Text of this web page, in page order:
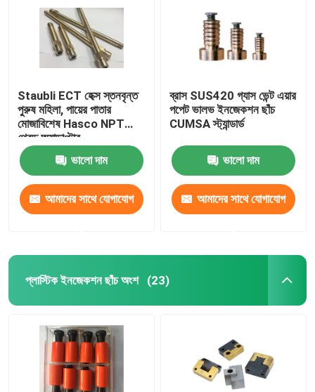
Staubli ECT হেক্স স্তনবৃন্ত
পুরুষ মহিলা, পায়ের পাতার
মোজাবিশেষ Hasco NPT
থ্রেড অ্যাডাপ্টার
ভালো দাম
আমাদের সাথে যোগাযোগ
ব্রাস SUS420 গ্যাস ভেন্ট এয়ার
পপেট ভালভ ইনজেকশন ছাঁচ
CUMSA স্ট্যান্ডার্ড
ভালো দাম
আমাদের সাথে যোগাযোগ
প্লাস্টিক ইনজেকশন ছাঁচ অংশ (23)